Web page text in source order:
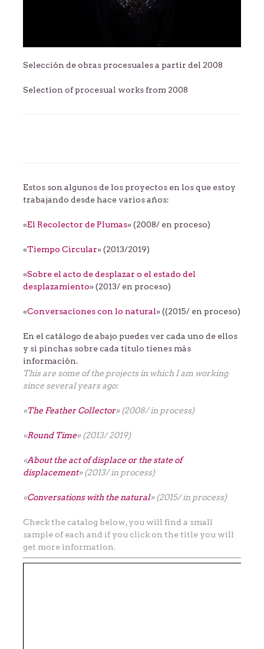
Selección de obras procesuales a partir del 2008
Selection of procesual works from 2008
Estos son algunos de los proyectos en los que estoy
trabajando desde hace varios años:
«El Recolector de Plumas» (2008/ en proceso)
«Tiempo Circular» (2013/2019)
«Sobre el acto de desplazar o el estado del
desplazamiento» (2013/ en proceso)
«Conversaciones con lo natural» ((2015/ en proceso)
En el catálogo de abajo puedes ver cada uno de ellos
y si pinchas sobre cada título tienes más
información.
This are some of the projects in which I am working
since several years ago:
«The Feather Collector» (2008/ in process)
«Round Time» (2013/ 2019)
«About the act of displace or the state of
displacement» (2013/ in process)
«Conversations with the natural» (2015/ in process)
Check the catalog below, you will find a small
sample of each and if you click on the title you will
get more information.